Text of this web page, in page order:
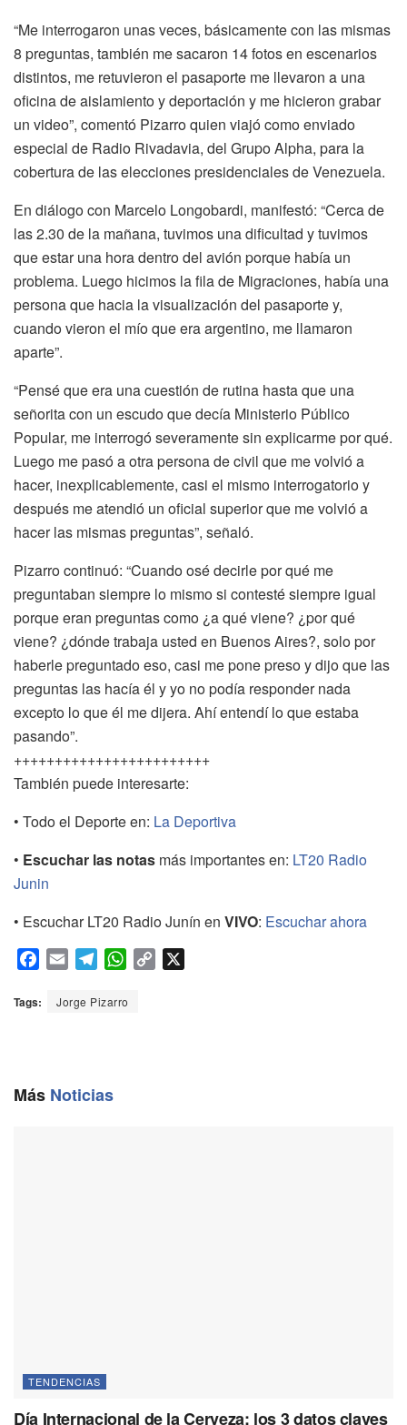
“Me interrogaron unas veces, básicamente con las mismas
8 preguntas, también me sacaron 14 fotos en escenarios
distintos, me retuvieron el pasaporte me llevaron a una
oficina de aislamiento y deportación y me hicieron grabar
un video”, comentó Pizarro quien viajó como enviado
especial de Radio Rivadavia, del Grupo Alpha, para la
cobertura de las elecciones presidenciales de Venezuela.
En diálogo con Marcelo Longobardi, manifestó: “Cerca de
las 2.30 de la mañana, tuvimos una dificultad y tuvimos
que estar una hora dentro del avión porque había un
problema. Luego hicimos la fila de Migraciones, había una
persona que hacia la visualización del pasaporte y,
cuando vieron el mío que era argentino, me llamaron
aparte”.
“Pensé que era una cuestión de rutina hasta que una
señorita con un escudo que decía Ministerio Público
Popular, me interrogó severamente sin explicarme por qué.
Luego me pasó a otra persona de civil que me volvió a
hacer, inexplicablemente, casi el mismo interrogatorio y
después me atendió un oficial superior que me volvió a
hacer las mismas preguntas”, señaló.
Pizarro continuó: “Cuando osé decirle por qué me
preguntaban siempre lo mismo si contesté siempre igual
porque eran preguntas como ¿a qué viene? ¿por qué
viene? ¿dónde trabaja usted en Buenos Aires?, solo por
haberle preguntado eso, casi me pone preso y dijo que las
preguntas las hacía él y yo no podía responder nada
excepto lo que él me dijera. Ahí entendí lo que estaba
pasando”.
++++++++++++++++++++++++
También puede interesarte:
• Todo el Deporte en: La Deportiva
• Escuchar las notas más importantes en: LT20 Radio
Junin
• Escuchar LT20 Radio Junín en VIVO: Escuchar ahora
c
o
a
l
a
W
a
Tags: Jorge Pizarro
Más Noticias
TENDENCIAS
Día Internacional de la Cerveza: los 3 datos claves